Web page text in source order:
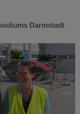
Darmstadt